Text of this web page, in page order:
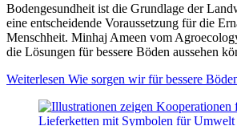
Bodengesundheit ist die Grundlage der
eine entscheidende Voraussetzung für die
Menschheit. Minhaj Ameen vom
die Lösungen für bessere Böden aussehen
Weiterlesen Wie sorgen wir für bessere